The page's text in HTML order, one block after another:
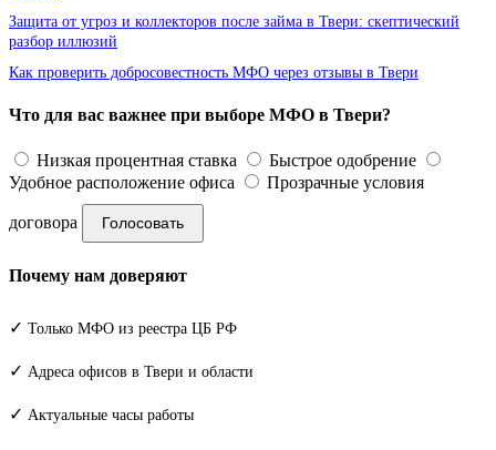
Защита от угроз и коллекторов после займа в Твери: скептический
разбор иллюзий
Как проверить добросовестность МФО через отзывы в Твери
Что для вас важнее при выборе МФО в Твери?
Низкая процентная ставка
Быстрое одобрение
Удобное расположение офиса
Прозрачные условия
договора Голосовать
Почему нам доверяют
✓ Только МФО из реестра ЦБ РФ
✓ Адреса офисов в Твери и области
✓ Актуальные часы работы